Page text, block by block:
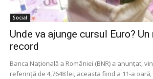
Social
Unde va ajunge cursul Euro? Un
record
Banca Naţională a României (BNR) a anunţat,
referinţă de 4,7648 lei, aceasta fiind a 11-a